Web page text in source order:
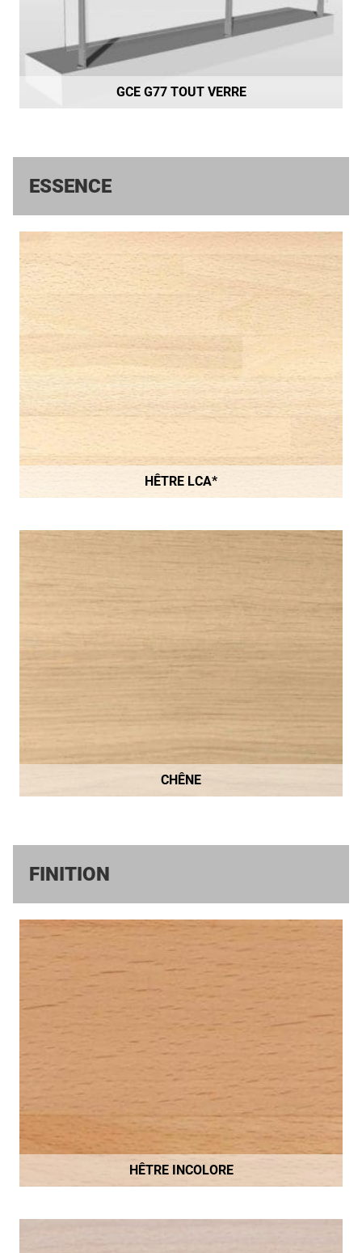
GCE G77 TOUT VERRE
ESSENCE
HÊTRE LCA*
CHÊNE
FINITION
HÊTRE INCOLORE